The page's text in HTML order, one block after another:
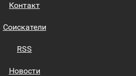
Контакт
Соискатели
RSS
Новости